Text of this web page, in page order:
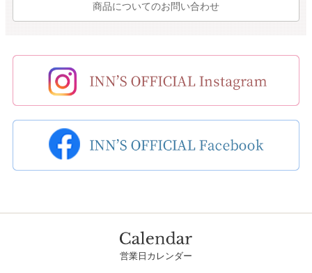
商品についてのお問い合わせ
営業日カレンダー